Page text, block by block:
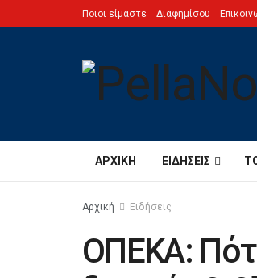
Ποιοι είμαστε Διαφημίσου
ΑΡΧΙΚΉ ΕΙΔΉΣΕΙΣ
Αρχική Ειδήσεις
ΟΠΕΚΑ: